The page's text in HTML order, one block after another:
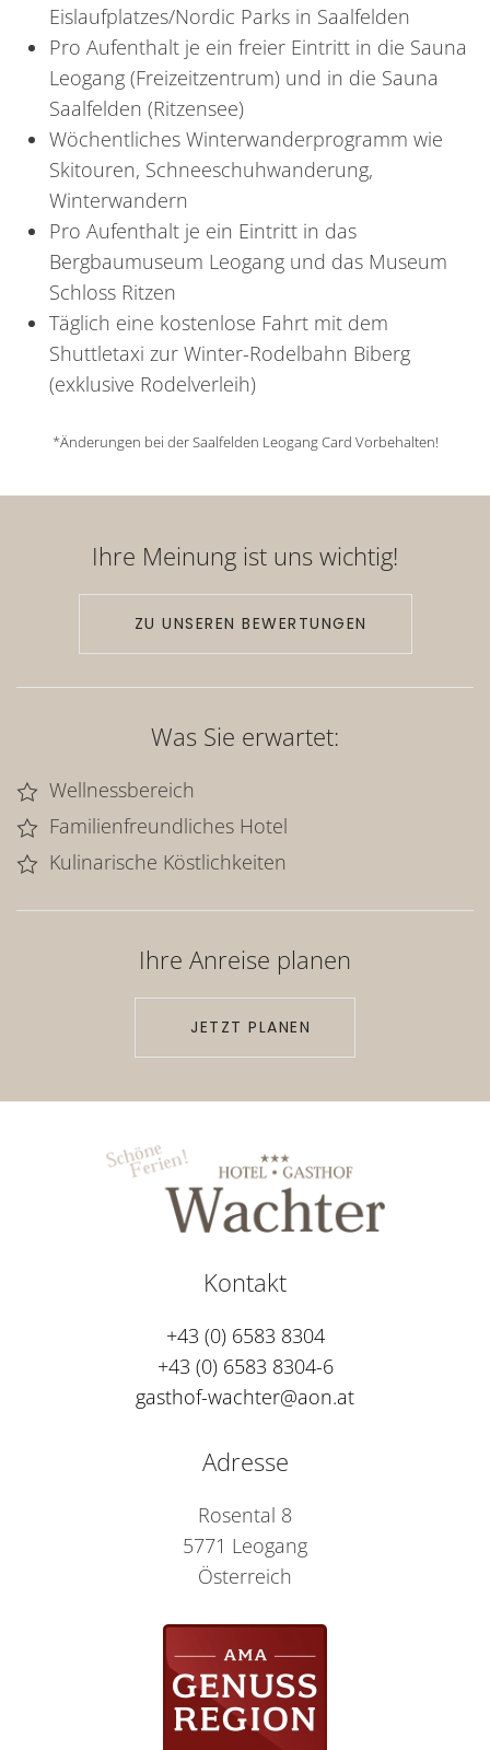
Eislaufplatzes/Nordic Parks in Saalfelden
Pro Aufenthalt je ein freier Eintritt in die Sauna
Leogang (Freizeitzentrum) und in die Sauna
Saalfelden (Ritzensee)
Wöchentliches Winterwanderprogramm wie
Skitouren, Schneeschuhwanderung,
Winterwandern
Pro Aufenthalt je ein Eintritt in das
Bergbaumuseum Leogang und das Museum
Schloss Ritzen
Täglich eine kostenlose Fahrt mit dem
Shuttletaxi zur Winter-Rodelbahn Biberg
(exklusive Rodelverleih)
*Änderungen bei der Saalfelden Leogang Card Vorbehalten!
Ihre Meinung ist uns wichtig!
ZU UNSEREN BEWERTUNGEN
Was Sie erwartet:
Wellnessbereich
Familienfreundliches Hotel
Kulinarische Köstlichkeiten
Ihre Anreise planen
JETZT PLANEN
Adresse
Rosental 8
5771 Leogang
Österreich
Kontakt
+43 (0) 6583 8304
+43 (0) 6583 8304-6
gasthof-wachter@aon.at